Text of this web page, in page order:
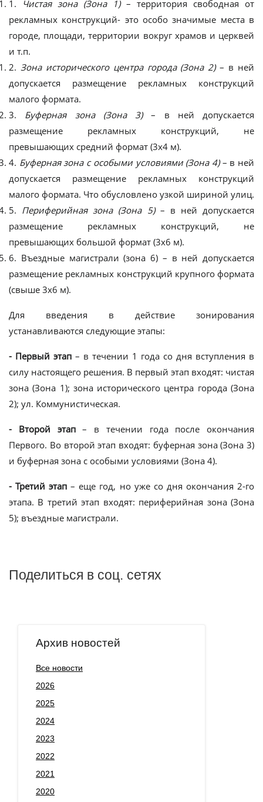
1. Чистая зона (Зона 1)– территория свободная от
рекламных конструкций- это особо значимые места в
городе, площади, территории вокруг храмов и церквей
и т.п.
2. Зона исторического центра города (Зона 2)– в ней
допускается размещение рекламных конструкций
малого формата.
3. Буферная зона (Зона 3)– в ней допускается
размещение рекламных конструкций, не
превышающих средний формат (3х4 м).
4. Буферная зона с особыми условиями (Зона 4)– в ней
допускается размещение рекламных конструкций
малого формата. Что обусловлено узкой шириной улиц.
5. Периферийная зона (Зона 5)– в ней допускается
размещение рекламных конструкций, не
превышающих большой формат (3х6 м).
6. Въездные магистрали (зона 6) – в ней допускается
размещение рекламных конструкций крупного формата
(свыше 3х6 м).
Для введения в действие зонирования
устанавливаются следующие этапы:
- Первый этап – в течении 1 года со дня вступления в
силу настоящего решения. В первый этап входят: чистая
зона (Зона 1); зона исторического центра города (Зона
2); ул. Коммунистическая.
- Второй этап– в течении года после окончания
Первого. Во второй этап входят: буферная зона (Зона 3)
и буферная зона с особыми условиями (Зона 4).
- Третий этап – еще год, но уже со дня окончания 2-го
этапа. В третий этап входят: периферийная зона (Зона
5); въездные магистрали.
Поделиться в соц. сетях
Архив новостей
Все новости
2026
2025
2024
2023
2022
2021
2020